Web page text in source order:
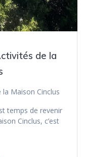
de la
Maison Cinclus
temps de revenir
Cinclus, c’est